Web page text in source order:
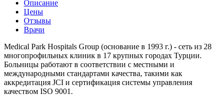
Описание
Цены
Отзывы
Врачи
Medical Park Hospitals Group (основание в 1993 г.) - сеть из 28
многопрофильных клиник в 17 крупных городах Турции.
Больницы работают в соответствии с местными и
международными стандартами качества, такими как
аккредитация JCI и сертификация системы управления
качеством ISO 9001.